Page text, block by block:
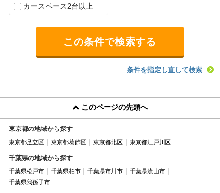
カースペース2台以上
条件を指定し直して検索
このページの先頭へ
東京都の地域から探す
東京都足立区 東京都葛飾区 東京都北区 東京都江戸川区
千葉県の地域から探す
千葉県松戸市 千葉県柏市 千葉県市川市
千葉県流山市
千葉県我孫子市